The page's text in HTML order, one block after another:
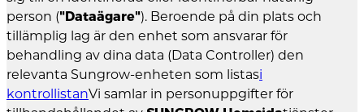
person ("Dataägare"). Beroende på din plats och
tillämplig lag är den enhet som ansvarar för
behandling av dina data (Data Controller) den
relevanta Sungrow-enheten som listasi
kontrollistanVi samlar in personuppgifter för